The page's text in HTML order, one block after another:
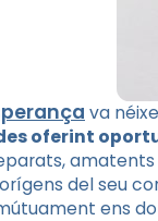
va
oferint
amatents i
del seu
ens